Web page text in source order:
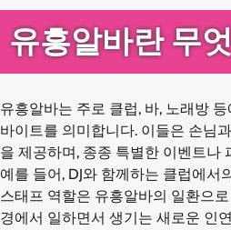
유흥알바란 무
유흥알바는 주로 클럽, 바, 노래방
바이트를 의미합니다. 이들은 손님
을 제공하며, 종종 특별한 이벤트나
예를 들어, DJ와 함께하는 클럽에서
스태프 역할은 유흥알바의 일환으
경에서 일하면서 생기는 새로운 인